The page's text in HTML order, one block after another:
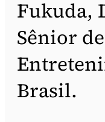
Fukuda,
Sênior
Brasil.